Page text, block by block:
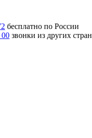
бесплатно по России
00 звонки из других стран